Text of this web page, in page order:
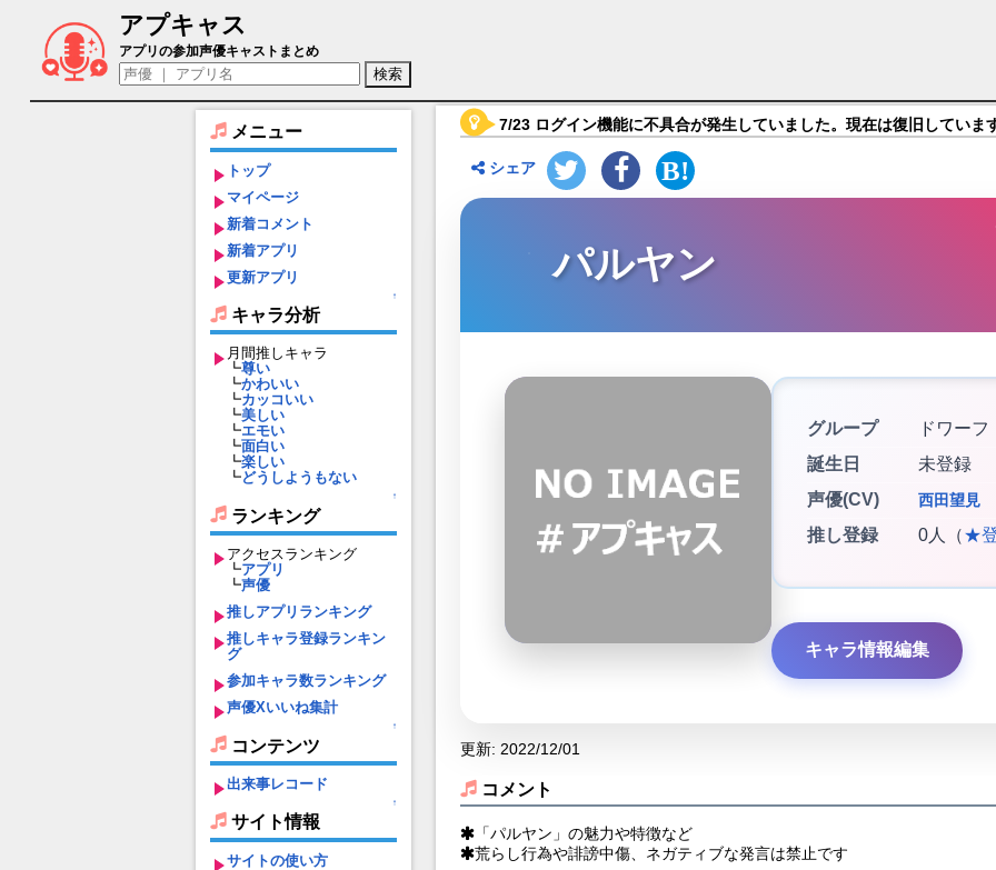
アプキャス
パルヤン（声優：西田望見)【キャラバンストーリーズ】キャラ紹介
アプリの参加声優キャストまとめ
メニュー
トップ
マイページ
新着コメント
新着アプリ
更新アプリ
↑
キャラ分析
月間推しキャラ
┗尊い
┗かわいい
┗カッコいい
┗美しい
┗エモい
┗面白い
┗楽しい
┗どうしようもない
↑
ランキング
アクセスランキング
┗アプリ
┗声優
推しアプリランキング
推しキャラ登録ランキン
グ
参加キャラ数ランキング
声優Xいいね集計
↑
コンテンツ
出来事レコード
↑
サイト情報
サイトの使い方
7/23 ログイン機能に不具合が発生していました。現在は復旧していま
シェア
パルヤン
グループ
ドワーフ
誕生日
未登録
声優(CV)
西田望見
推し登録 0人（★
キャラ情報編集
更新: 2022/12/01
コメント
「パルヤン」の魅力や特徴など
荒らし行為や誹謗中傷、ネガティブな発言は禁止です